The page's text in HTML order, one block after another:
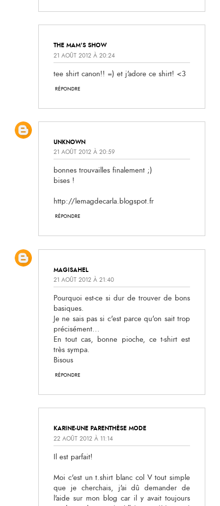
THE MAM'S SHOW
21 AOÛT 2012 À 20:24
tee shirt canon!! =) et j'adore ce shirt! <3
RÉPONDRE
UNKNOWN
21 AOÛT 2012 À 20:59
bonnes trouvailles finalement ;)
bises !
http://lemagdecarla.blogspot.fr
RÉPONDRE
MAGISAHEL
21 AOÛT 2012 À 21:40
Pourquoi est-ce si dur de trouver de bons
basiques.
Je ne sais pas si c'est parce qu'on sait trop
précisément...
En tout cas, bonne pioche, ce t-shirt est
très sympa.
Bisous
RÉPONDRE
KARINE-UNE PARENTHÈSE MODE
22 AOÛT 2012 À 11:14
Il est parfait!
Moi c'est un t.shirt blanc col V tout simple
que je cherchais, j'ai dû demander de
l'aide sur mon blog car il y avait toujours